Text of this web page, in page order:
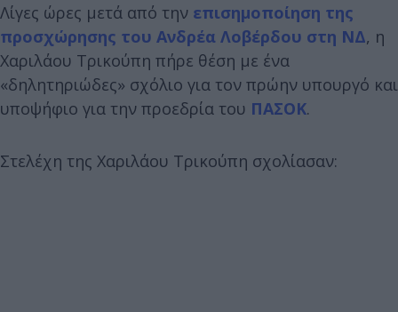
Λίγες ώρες μετά από την επισημοποίηση της
προσχώρησης του Ανδρέα Λοβέρδου στη ΝΔ, η
Χαριλάου Τρικούπη πήρε θέση με ένα
«δηλητηριώδες» σχόλιο για τον πρώην υπουργό και
υποψήφιο για την προεδρία του ΠΑΣΟΚ.
Στελέχη της Χαριλάου Τρικούπη σχολίασαν: